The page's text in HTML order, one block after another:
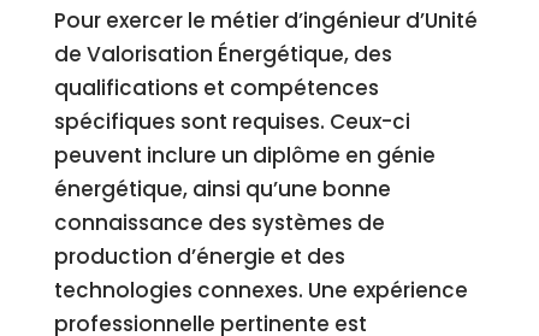
Pour exercer le métier d’ingénieur d’Unité
de Valorisation Énergétique, des
qualifications et compétences
spécifiques sont requises. Ceux-ci
peuvent inclure un diplôme en génie
énergétique, ainsi qu’une bonne
connaissance des systèmes de
production d’énergie et des
technologies connexes. Une expérience
professionnelle pertinente est